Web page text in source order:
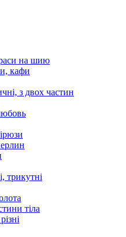
на шию
кафи
з двох частин
трикутні
тіла